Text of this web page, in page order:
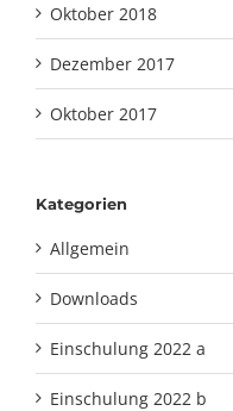
Oktober 2018
Dezember 2017
Oktober 2017
Kategorien
Allgemein
Downloads
Einschulung 2022 a
Einschulung 2022 b